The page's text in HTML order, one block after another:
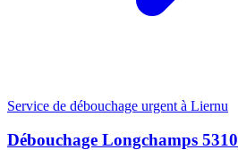
Service de débouchage urgent à Liernu
Débouchage Longchamps 5310